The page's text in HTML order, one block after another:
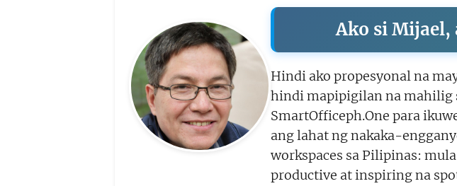
Ako si Mijael,
Hindi ako propesyonal na
hindi mapipigilan na mahilig
SmartOfficeph.One para
ang lahat ng nakaka-
workspaces sa Pilipinas:
productive at inspiring na